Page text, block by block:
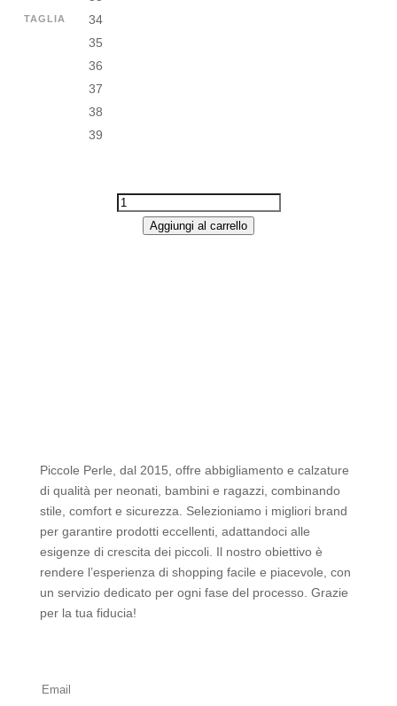
TAGLIA
34
35
36
37
38
39
C104
Aggiungi al carrello
Piccole Perle, dal 2015, offre abbigliamento e calzature
di qualità per neonati, bambini e ragazzi, combinando
stile, comfort e sicurezza. Selezioniamo i migliori brand
per garantire prodotti eccellenti, adattandoci alle
esigenze di crescita dei piccoli. Il nostro obiettivo è
rendere l’esperienza di shopping facile e piacevole, con
un servizio dedicato per ogni fase del processo. Grazie
per la tua fiducia!